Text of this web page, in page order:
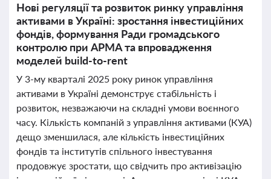
Нові регуляції та розвиток ринку управління
активами в Україні: зростання інвестиційних
фондів, формування Ради громадського
контролю при АРМА та впровадження
моделей build-to-rent
У 3-му кварталі 2025 року ринок управління
активами в Україні демонструє стабільність і
розвиток, незважаючи на складні умови воєнного
часу. Кількість компаній з управління активами (КУА)
дещо зменшилася, але кількість інвестиційних
фондів та інститутів спільного інвестування
продовжує зростати, що свідчить про активізацію